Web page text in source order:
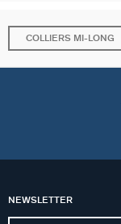
COLLIERS MI-LONG
NEWSLETTER